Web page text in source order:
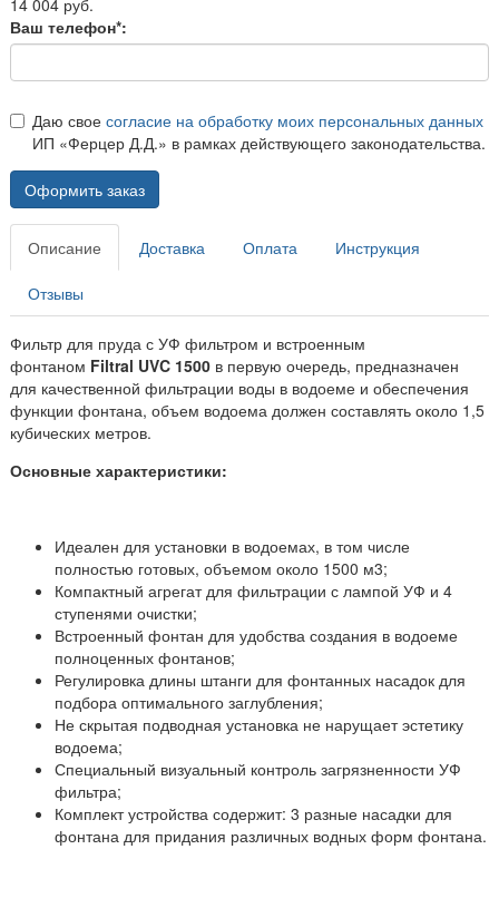
Ваш телефон*:
Даю свое согласие на обработку моих персональных данных
ИП «Ферцер Д.Д.» в рамках действующего законодательства.
Оформить заказ
Описание Доставка Оплата Инструкция
Отзывы
Фильтр для пруда с УФ фильтром и встроенным
фонтаном Filtral UVC 1500 в первую очередь, предназначен
для качественной фильтрации воды в водоеме и обеспечения
функции фонтана, объем водоема должен составлять около 1,5
кубических метров.
Основные характеристики:
Идеален для установки в водоемах, в том числе
полностью готовых, объемом около 1500 м3;
Компактный агрегат для фильтрации с лампой УФ и 4
ступенями очистки;
Встроенный фонтан для удобства создания в водоеме
полноценных фонтанов;
Регулировка длины штанги для фонтанных насадок для
подбора оптимального заглубления;
Не скрытая подводная установка не нарущает эстетику
водоема;
Специальный визуальный контроль загрязненности УФ
фильтра;
Комплект устройства содержит: 3 разные насадки для
фонтана для придания различных водных форм фонтана.